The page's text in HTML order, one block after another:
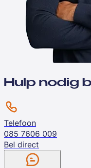
Hulp nodig
Telefoon
085 7606 009
Bel direct